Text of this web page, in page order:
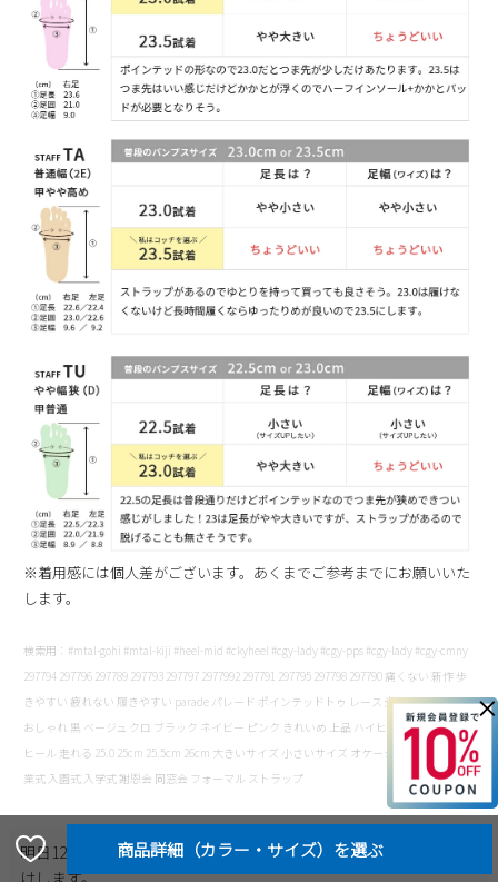
×
※着用感には個人差がございます。あくまでご参考までにお願いいた
します。
検索用：#mtal-gohi #mtal-kiji #heel-mid #ckyheel #cgy-lady #cgy-pps #cgy-lady #cgy-cmny
297794 297796 297789 297793 297797 2977992 297791 297795 297798 297790 痛くない 新作 歩
きやすい 疲れない 履きやすい parade パレード ポインテッドトゥ レース 光沢 フォーマル
おしゃれ 黒 ベージュ クロ ブラック ネイビー ピンク きれいめ 上品 ハイヒール ローヒール
ヒール 走れる 25.0 25cm 25.5cm 26cm 大きいサイズ 小さいサイズ オケージョン 卒園式 卒
業式 入園式 入学式 謝恩会 同窓会 フォーマル ストラップ
明日 12時00分 までのご注文で2026/08/10（月）に佐川急便
けします。